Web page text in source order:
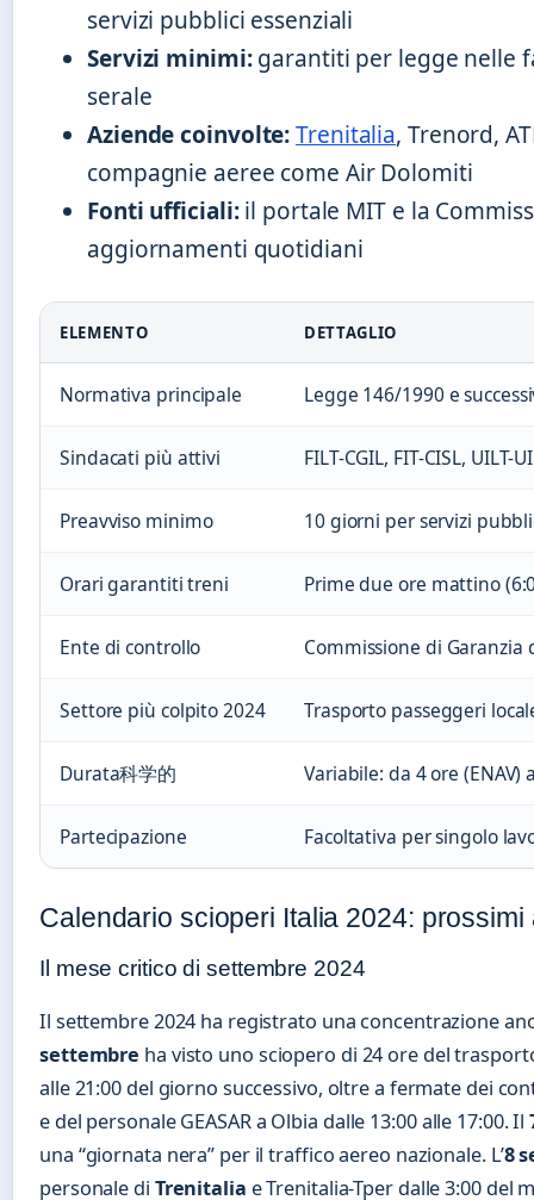
servizi pubblici essenziali
Servizi minimi:garantiti per legge nelle
serale
Aziende coinvolte:Trenitalia, Trenord,
compagnie aeree come Air Dolomiti
Fonti ufficiali:il portale MIT e la
aggiornamenti quotidiani
ELEMENTO DETTAGLIO
Normativa principale Legge 146/1990 e
Sindacati più attivi FILT-CGIL, FIT-CISL, UILT-
Preavviso minimo 10 giorni per servizi
Orari garantiti treni Prime due ore mattino
Ente di controllo Commissione di Garanzia
Settore più colpito 2024 Trasporto passeggeri
Durata科学的 Variabile: da 4 ore
Partecipazione Facoltativa per singolo
Calendario scioperi Italia 2024: prossimi
Il mese critico di settembre 2024
Il settembre 2024 ha registrato una concentrazione
settembre ha visto uno sciopero di 24 ore del
alle 21:00 del giorno successivo, oltre a fermate dei
e del personale GEASAR a Olbia dalle 13:00 alle 17:00. Il
una “giornata nera” per il traffico aereo nazionale. L’8
personale di Trenitalia e Trenitalia-Tper dalle 3:00 del